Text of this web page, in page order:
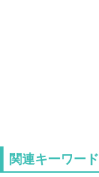
関連キーワード